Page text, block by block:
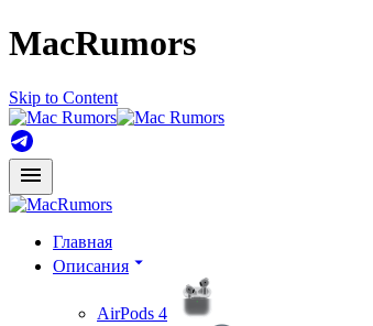
MacRumors
Skip to Content
Главная
Описания
AirPods 4